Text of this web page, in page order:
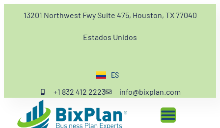
13201 Northwest Fwy Suite 475, Houston, TX 77040
Estados Unidos
ES
EN
+1 832 412 2223 info@bixplan.com